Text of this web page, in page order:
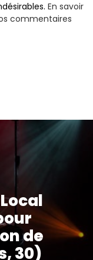
En savoir
commentaires
de
30)